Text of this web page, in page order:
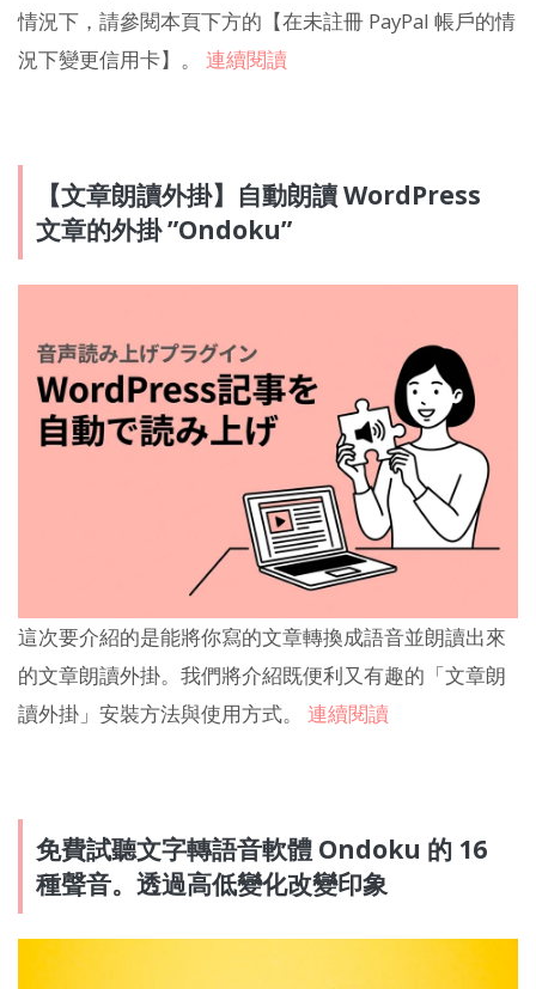
情況下，請參閱本頁下方的【在未註冊 PayPal 帳戶的情
況下變更信用卡】。 連續閱讀
【文章朗讀外掛】自動朗讀 WordPress
文章的外掛 ”Ondoku”
這次要介紹的是能將你寫的文章轉換成語音並朗讀出來
的文章朗讀外掛。我們將介紹既便利又有趣的「文章朗
讀外掛」安裝方法與使用方式。 連續閱讀
免費試聽文字轉語音軟體 Ondoku 的 16
種聲音。透過高低變化改變印象